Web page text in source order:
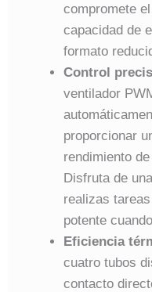
compromete
capacidad de
formato
Control
ventilador
proporcionar
rendimiento
Disfruta de
realizas
potente
Eficiencia
cuatro tubos
contacto